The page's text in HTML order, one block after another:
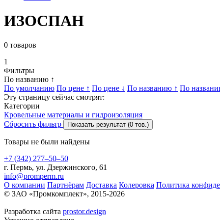
ИЗОСПАН
0 товаров
1
Фильтры
По названию ↑
По умолчанию По цене ↑ По цене ↓ По названию ↑ По
Эту страницу сейчас смотрят:
Категории
Кровельные материалы и гидроизоляция
Сбросить фильтр
Показать результат (0 тов.)
Товары не были найдены
+7 (342) 277‒50‒50
г. Пермь, ул. Дзержинского, 61
info@promperm.ru
О компании Партнёрам Доставка Колеровка Политика
© ЗАО «Промкомплект», 2015-2026
Разработка сайта prostor.design